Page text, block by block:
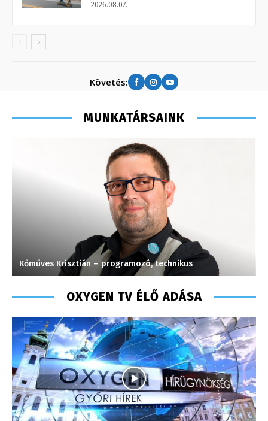
2026.08.07.
Követés:
MUNKATÁRSAINK
Kőműves Krisztián – programozó, technikus
OXYGEN TV ÉLŐ ADÁSA